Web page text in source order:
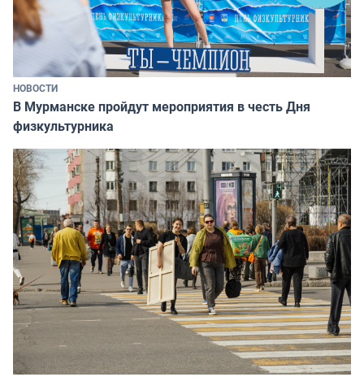
НОВОСТИ
В Мурманске пройдут мероприятия в честь Дня
физкультурника